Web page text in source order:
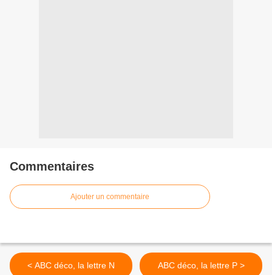
Commentaires
Ajouter un commentaire
< ABC déco, la lettre N ABC déco, la lettre P >